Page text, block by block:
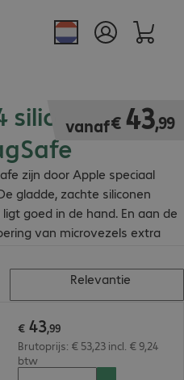
siliconen
zijn door Apple speciaal
gladde, zachte siliconen
goed in de hand. En aan de
van microvezels extra
vanaf€ 43,99
€ 43,99
Relevantie
€ 43,99
Brutoprijs: € 53,23 incl. € 9,24
btw